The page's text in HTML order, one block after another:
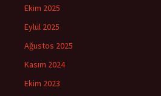
Ekim 2025
Eylül 2025
Ağustos 2025
Kasım 2024
Ekim 2023